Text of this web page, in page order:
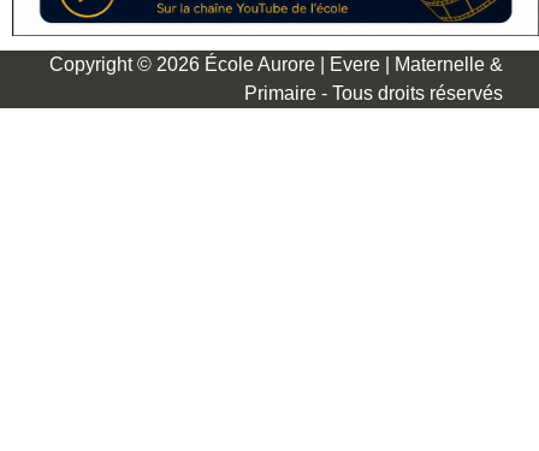
Copyright © 2026 École Aurore | Evere | Maternelle &
Primaire - Tous droits réservés